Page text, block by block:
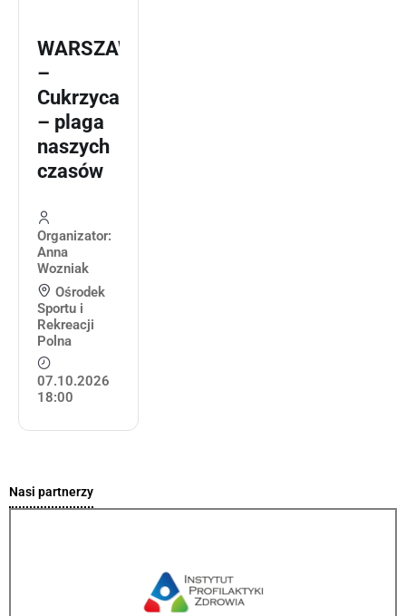
WARSZAWA
–
Cukrzyca
– plaga
naszych
czasów
Organizator:
Anna
Wozniak
Ośrodek
Sportu i
Rekreacji
Polna
07.10.2026
18:00
Nasi partnerzy